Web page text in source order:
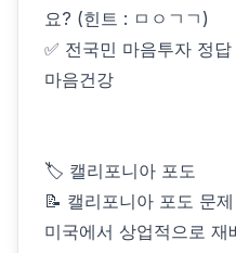
요? (힌트 : ㅁㅇㄱㄱ)
✅ 전국민 마음투자 정답
마음건강
🏷 캘리포니아 포도
📝 캘리포니아 포도 문제
미국에서 상업적으로